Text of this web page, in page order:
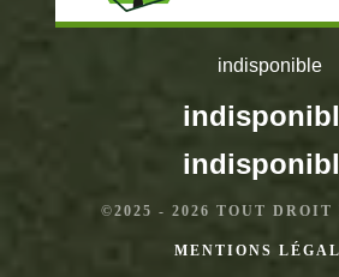
indisponible
©2025 - 2026 TOUT DROIT
MENTIONS